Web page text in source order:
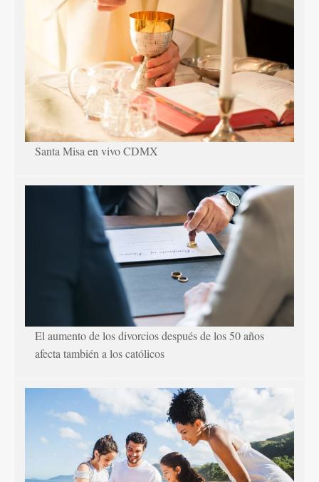
Santa Misa en vivo CDMX
El aumento de los divorcios después de los 50 años
afecta también a los católicos